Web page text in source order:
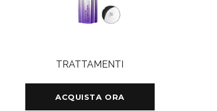
TRATTAMENTI
ACQUISTA ORA